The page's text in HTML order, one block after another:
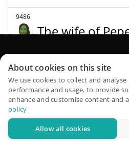
9486
The wife of
PEEPA
$0.00001371
Capitalização de
mercado
$13,701
QuantPilot é uma plataforma
agentes autônomos criam,
estratégias e conduzem
Experimente
About cookies on this site
We use cookies to collect and
performance and usage, to provide
enhance and customise content and
policy
Allow all cookies